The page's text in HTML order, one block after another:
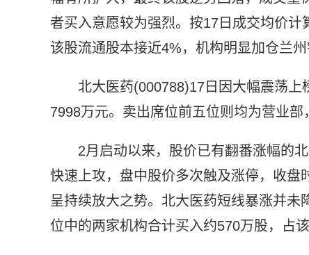
者买入意愿较为强烈。按17日成交均价
该股流通股本接近4%，机构明显加仓兰州
北大医药(000788)17日因大幅震荡上
7998万元。卖出席位前五位则均为营业部
2月启动以来，股价已有翻番涨幅的
快速上攻，盘中股价多次触及涨停，收
呈持续放大之势。北大医药短线暴涨并
位中的两家机构合计买入约570万股，占